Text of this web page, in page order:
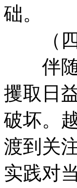
础。
（四
伴随
攫取日
破坏。
渡到关
实践对